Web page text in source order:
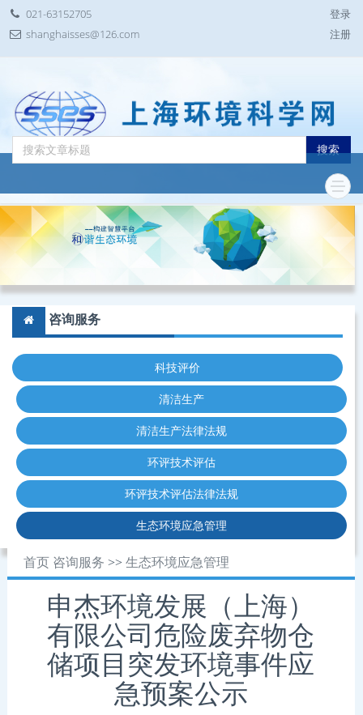
021-63152705
shanghaisses@126.com
登录
注册
搜索
咨询服务
科技评价
清洁生产
清洁生产法律法规
环评技术评估
环评技术评估法律法规
生态环境应急管理
首页 咨询服务 >> 生态环境应急管理
申杰环境发展（上海）
有限公司危险废弃物仓
储项目突发环境事件应
急预案公示